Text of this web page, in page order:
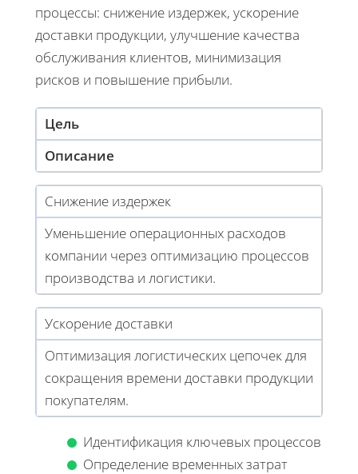
процессы: снижение издержек, ускорение
доставки продукции, улучшение качества
обслуживания клиентов, минимизация
рисков и повышение прибыли.
Цель
Описание
Снижение издержек
Уменьшение операционных расходов
компании через оптимизацию процессов
производства и логистики.
Ускорение доставки
Оптимизация логистических цепочек для
сокращения времени доставки продукции
покупателям.
Идентификация ключевых процессов
Определение временных затрат